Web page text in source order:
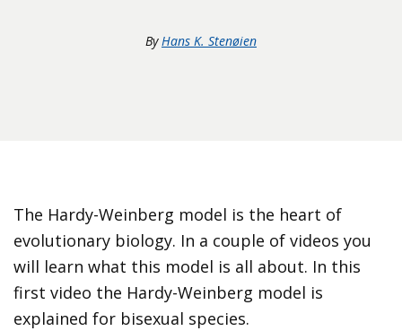
By Hans K. Stenøien
The Hardy-Weinberg model is the heart of
evolutionary biology. In a couple of videos you
will learn what this model is all about. In this
first video the Hardy-Weinberg model is
explained for bisexual species.